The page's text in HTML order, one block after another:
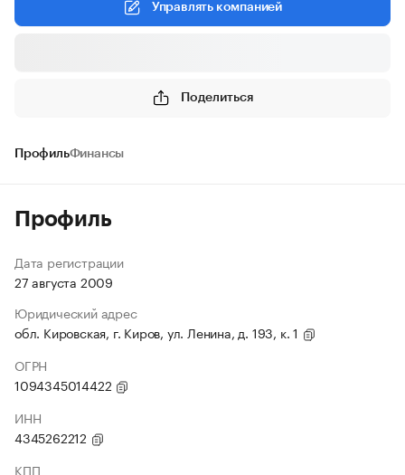
Управлять компанией
Поделиться
ПрофильФинансы
Профиль
Дата регистрации
27 августа 2009
Юридический адрес
обл. Кировская, г. Киров, ул. Ленина, д. 193, к. 1
ОГРН
1094345014422
ИНН
4345262212
КПП